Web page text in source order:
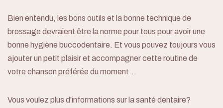
Bien entendu, les bons outils et la bonne technique de
brossage devraient être la norme pour tous pour avoir une
bonne hygiène buccodentaire. Et vous pouvez toujours vous
ajouter un petit plaisir et accompagner cette routine de
votre chanson préférée du moment…
Vous voulez plus d’informations sur la santé dentaire?